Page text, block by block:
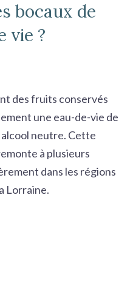
bocaux de
vie ?
des fruits conservés
une eau-de-vie de
neutre. Cette
à plusieurs
dans les régions
Lorraine.